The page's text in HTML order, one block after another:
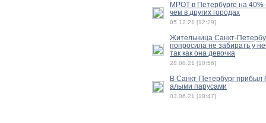
МРОТ в Петербурге на 40%
чем в других городах
05.12.21 [12:29]
Жительница Санкт-
попросила не забирать у
так как она девочка
28.08.21 [10:56]
В Санкт-Петербург прибыл
алыми парусами
03.06.21 [18:47]